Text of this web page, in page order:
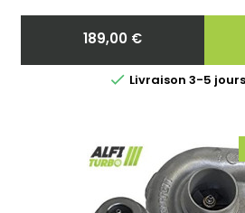
Prix
189,00 €
 Livraison 3-5